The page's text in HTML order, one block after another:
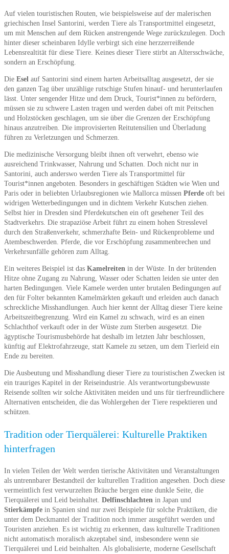
Auf vielen touristischen Routen, wie beispielsweise auf der malerischen
griechischen Insel Santorini, werden Tiere als Transportmittel eingesetzt,
um mit Menschen auf dem Rücken anstrengende Wege zurückzulegen. Doch
hinter dieser scheinbaren Idylle verbirgt sich eine herzzerreißende
Lebensrealtität für diese Tiere. Keines dieser Tiere stirbt an Altersschwäche,
sondern an Erschöpfung.
Die Esel auf Santorini sind einem harten Arbeitsalltag ausgesetzt, der sie
den ganzen Tag über unzählige rutschige Stufen hinauf- und herunterlaufen
lässt. Unter sengender Hitze und dem Druck, Tourist*innen zu befördern,
müssen sie zu schwere Lasten tragen und werden dabei oft mit Peitschen
und Holzstöcken geschlagen, um sie über die Grenzen der Erschöpfung
hinaus anzutreiben. Die improvisierten Reitutensilien und Überladung
führen zu Verletzungen und Schmerzen.
Die medizinische Versorgung bleibt ihnen oft verwehrt, ebenso wie
ausreichend Trinkwasser, Nahrung und Schatten. Doch nicht nur in
Santorini, auch anderswo werden Tiere als Transportmittel für
Tourist*innen angeboten. Besonders in geschäftigen Städten wie Wien und
Paris oder in beliebten Urlaubsregionen wie Mallorca müssen Pferde oft bei
widrigen Wetterbedingungen und in dichtem Verkehr Kutschen ziehen.
Selbst hier in Dresden sind Pferdekutschen ein oft gesehener Teil des
Stadtverkehrs. Die strapaziöse Arbeit führt zu einem hohen Stresslevel
durch den Straßenverkehr, schmerzhafte Bein- und Rückenprobleme und
Atembeschwerden. Pferde, die vor Erschöpfung zusammenbrechen und
Verkehrsunfälle gehören zum Alltag.
Ein weiteres Beispiel ist das Kamelreiten in der Wüste. In der brütenden
Hitze ohne Zugang zu Nahrung, Wasser oder Schatten leiden sie unter den
harten Bedingungen. Viele Kamele werden unter brutalen Bedingungen auf
den für Folter bekannten Kamelmärkten gekauft und erleiden auch danach
schreckliche Misshandlungen. Auch hier kennt der Alltag dieser Tiere keine
Arbeitszeitbegrenzung. Wird ein Kamel zu schwach, wird es an einen
Schlachthof verkauft oder in der Wüste zum Sterben ausgesetzt. Die
ägyptische Tourismusbehörde hat deshalb im letzten Jahr beschlossen,
künftig auf Elektrofahrzeuge, statt Kamele zu setzen, um dem Tierleid ein
Ende zu bereiten.
Die Ausbeutung und Misshandlung dieser Tiere zu touristischen Zwecken ist
ein trauriges Kapitel in der Reiseindustrie. Als verantwortungsbewusste
Reisende sollten wir solche Aktivitäten meiden und uns für tierfreundlichere
Alternativen entscheiden, die das Wohlergehen der Tiere respektieren und
schützen.
Tradition oder Tierquälerei: Kulturelle Praktiken
hinterfragen
In vielen Teilen der Welt werden tierische Aktivitäten und Veranstaltungen
als untrennbarer Bestandteil der kulturellen Tradition angesehen. Doch diese
vermeintlich fest verwurzelten Bräuche bergen eine dunkle Seite, die
Tierquälerei und Leid beinhaltet. Delfinschlachten in Japan und
Stierkämpfe in Spanien sind nur zwei Beispiele für solche Praktiken, die
unter dem Deckmantel der Tradition noch immer ausgeführt werden und
Touristen anziehen. Es ist wichtig zu erkennen, dass kulturelle Traditionen
nicht automatisch moralisch akzeptabel sind, insbesondere wenn sie
Tierquälerei und Leid beinhalten. Als globalisierte, moderne Gesellschaft